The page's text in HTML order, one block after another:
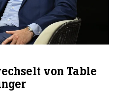
von Table